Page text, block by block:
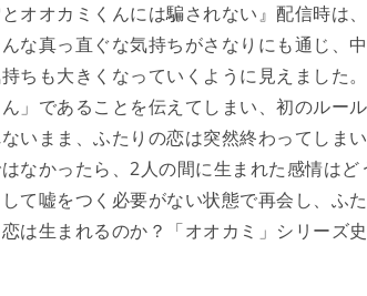
とオオカミくんには騙されない』配信時
な真っ直ぐな気持ちがさなりにも通じ、
ちも大きくなっていくように見えました
」であることを伝えてしまい、初のルー
いまま、ふたりの恋は突然終わってしま
なかったら、2人の間に生まれた感情は
て嘘をつく必要がない状態で再会し、ふ
は生まれるのか？「オオカミ」シリーズ